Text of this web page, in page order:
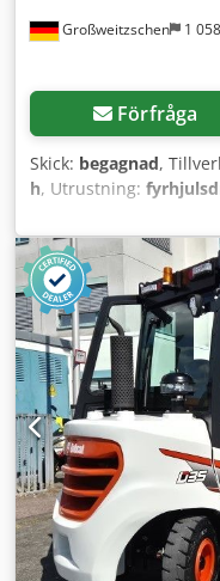
Großweitzschen 1
Förfråga
Skick: begagnad,
h, Utrustning:
modell, inte uthyrd
med
JUSTERBAR BOM med
grävskopa, kan
rimligt tilläggspris. *
version. * Endast
Större service utförs
dieselmotor,
ytterligare redskap. *
arbetsljus. * Mycket
verkstad med
byggmaskiner och
Finansiering, inbyte
möjligt.----